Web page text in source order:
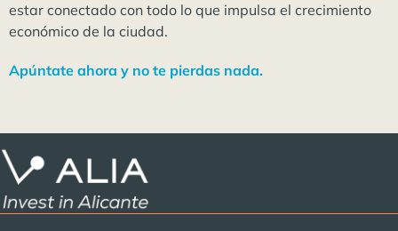
estar conectado con todo lo que impulsa el crecimiento
económico de la ciudad.
Apúntate ahora y no te pierdas nada.